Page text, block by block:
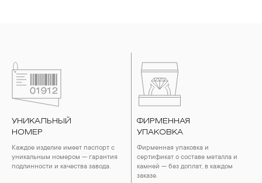
УНИКАЛЬНЫЙ
НОМЕР
Каждое изделие имеет паспорт с
уникальным номером — гарантия
подлинности и качества завода.
ФИРМЕННАЯ
УПАКОВКА
Фирменная упаковка и
сертификат о составе металла и
камней — без доплат, в каждом
заказе.